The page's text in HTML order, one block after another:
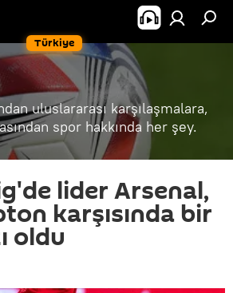
Türkiye
uluslararası karşılaşmalara,
spor hakkında her şey.
lider Arsenal,
karşısında bir
oldu